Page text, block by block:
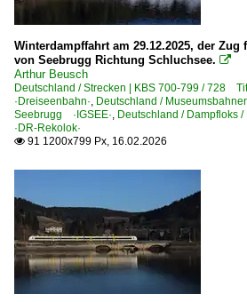
Winterdampffahrt am 29.12.2025, der Zug
von Seebrugg Richtung Schluchsee. 
Arthur Beusch
Deutschland / Strecken | KBS 700-799 / 728
·Dreiseenbahn·, Deutschland /
Seebrugg ·IGSEE·, Deutschland /
·DR-Rekolok·
 91 1200x799 Px, 16.02.2026